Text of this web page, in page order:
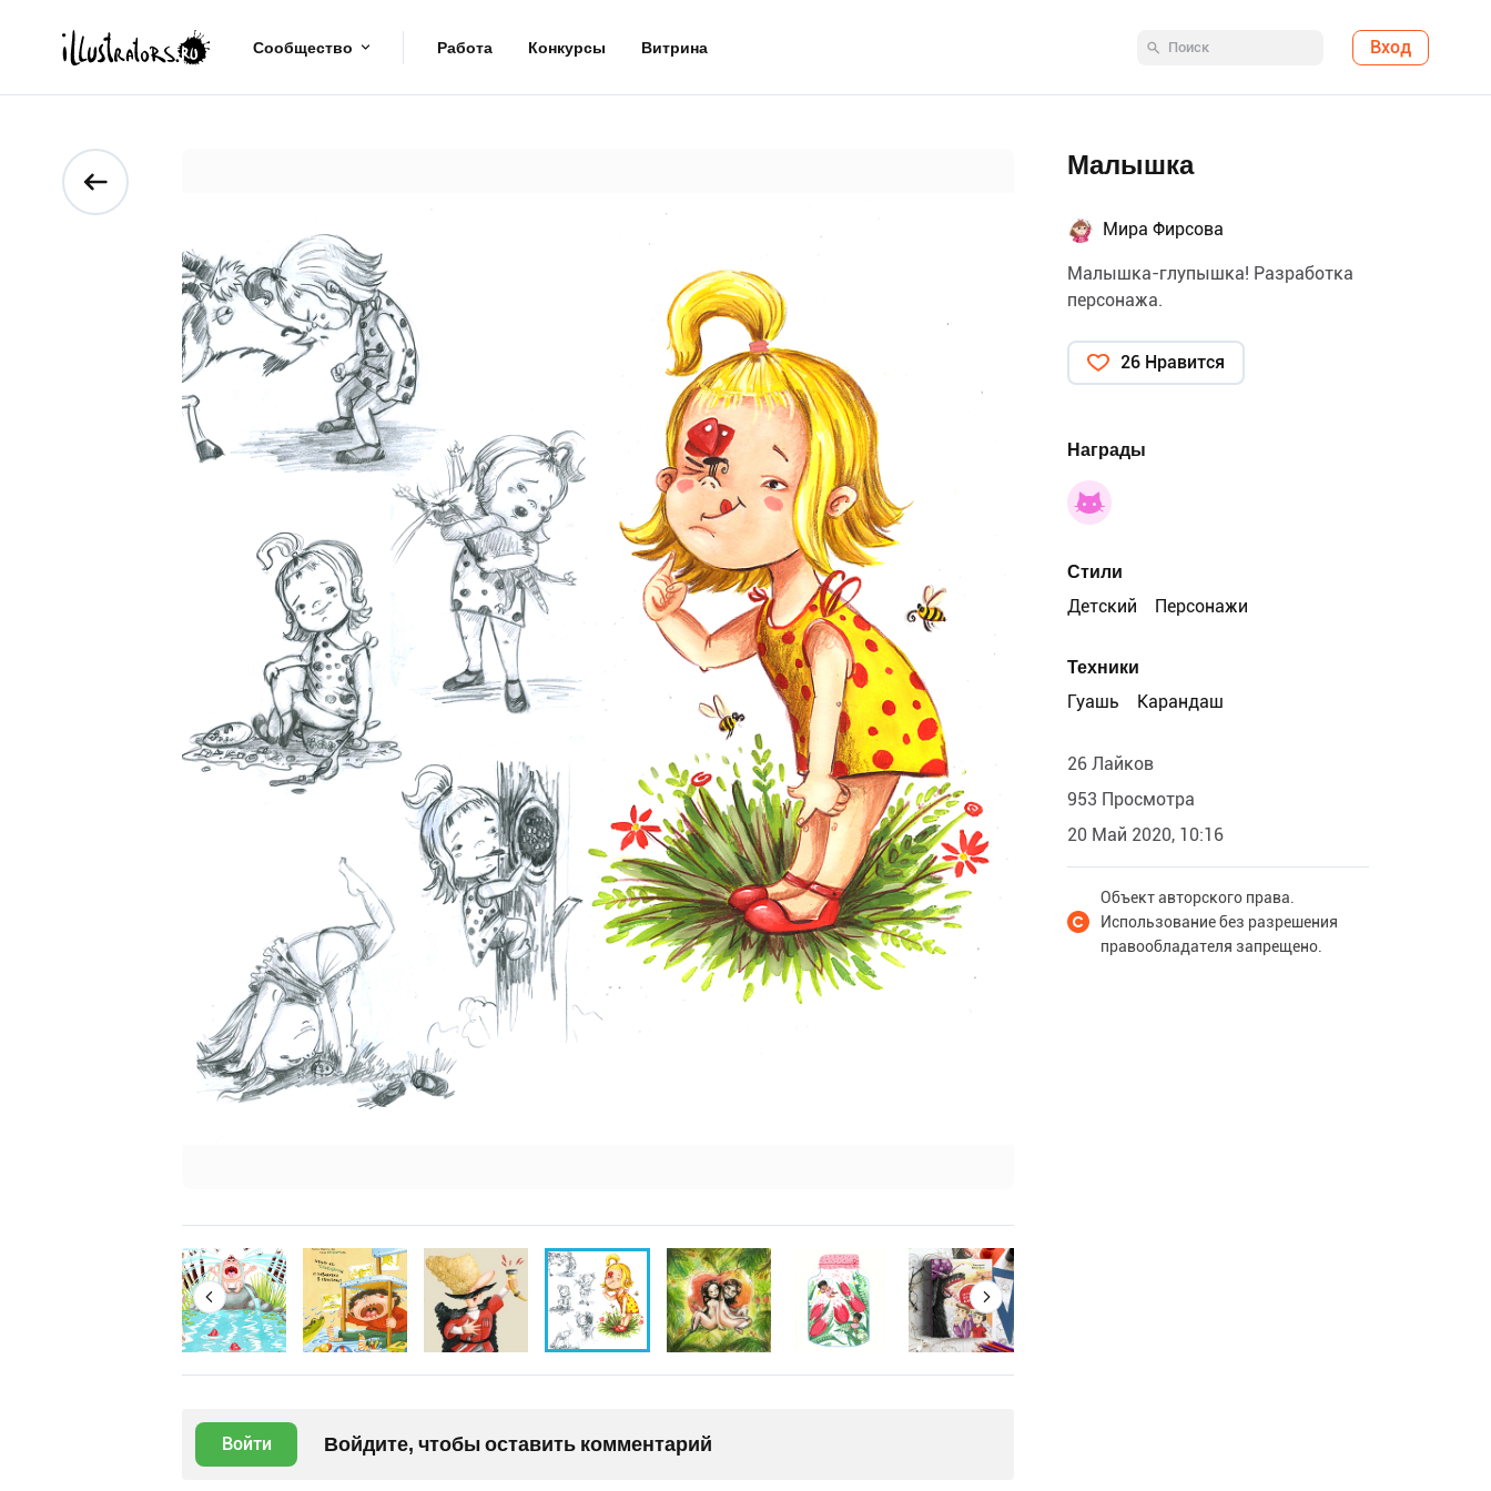
Сообщество Работа Конкурсы Витрина Вход
Войти Войдите, чтобы оставить комментарий
Малышка
Мира Фирсова
Малышка-глупышка! Разработка
персонажа.
26 Нравится
Награды
Стили
Детский
Персонажи
Техники
Гуашь
Карандаш
26 Лайков
953 Просмотра
20 Май 2020, 10:16
Объект авторского права.
Использование без разрешения
правообладателя запрещено.